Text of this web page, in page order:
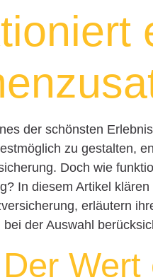
der schönsten
zu gestalten,
Doch wie
In diesem Artikel
erläutern
der Auswahl
Wert